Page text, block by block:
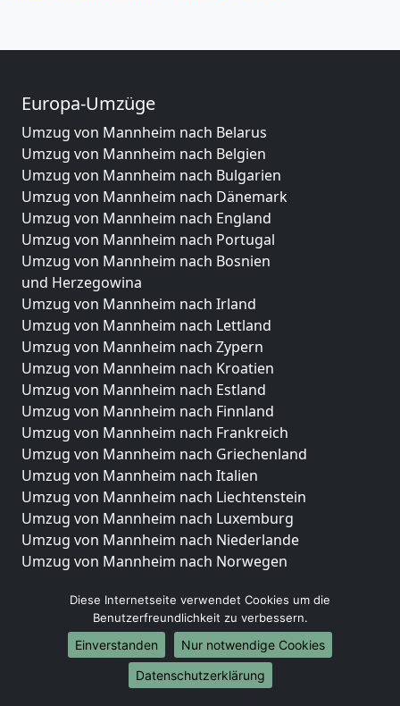
Europa-Umzüge
Umzug von Mannheim nach Belarus
Umzug von Mannheim nach Belgien
Umzug von Mannheim nach Bulgarien
Umzug von Mannheim nach Dänemark
Umzug von Mannheim nach England
Umzug von Mannheim nach Portugal
Umzug von Mannheim nach Bosnien
und Herzegowina
Umzug von Mannheim nach Irland
Umzug von Mannheim nach Lettland
Umzug von Mannheim nach Zypern
Umzug von Mannheim nach Kroatien
Umzug von Mannheim nach Estland
Umzug von Mannheim nach Finnland
Umzug von Mannheim nach Frankreich
Umzug von Mannheim nach Griechenland
Umzug von Mannheim nach Italien
Umzug von Mannheim nach Liechtenstein
Umzug von Mannheim nach Luxemburg
Umzug von Mannheim nach Niederlande
Umzug von Mannheim nach Norwegen
Umzüge-Deutschlandweit
Umzug von Mannheim nach Berlin
Umzug von Mannheim nach Hamburg
Umzug von Mannheim nach München
Umzug von Mannheim nach Köln
Diese Internetseite verwendet Cookies um die
Benutzerfreundlichkeit zu verbessern.
Einverstanden
Nur notwendige Cookies
Datenschutzerklärung